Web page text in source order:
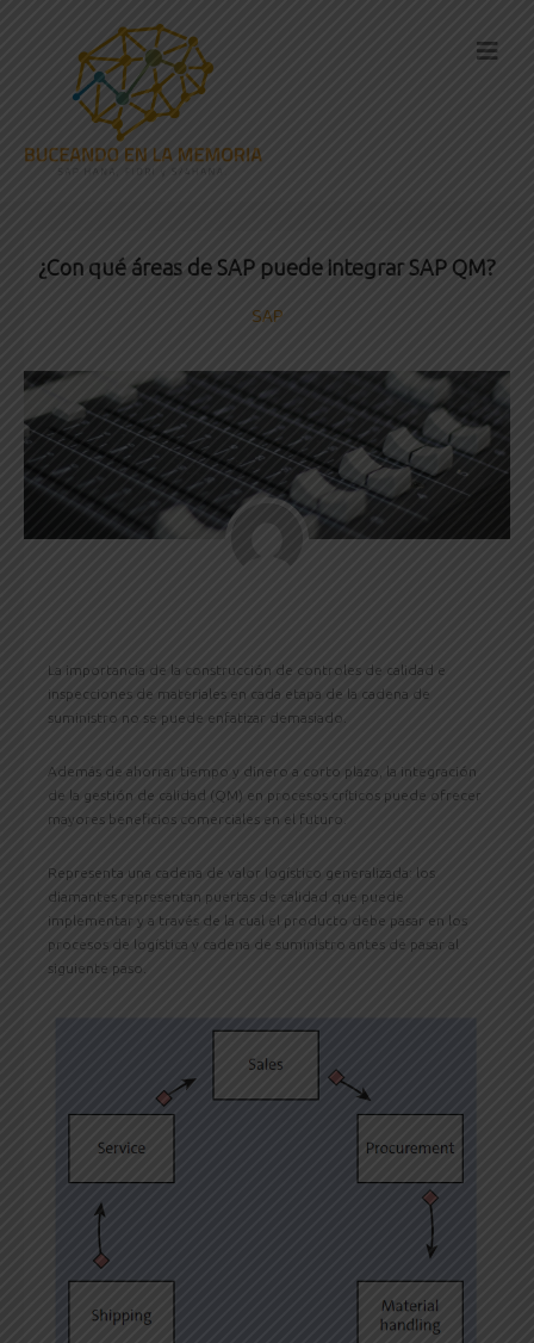
¿Con qué áreas de SAP puede integrar SAP QM?
SAP
La importancia de la construcción de controles de calidad e
inspecciones de materiales en cada etapa de la cadena de
suministro no se puede enfatizar demasiado.
Además de ahorrar tiempo y dinero a corto plazo, la integración
de la gestión de calidad (QM) en procesos críticos puede ofrecer
mayores beneficios comerciales en el futuro.
Representa una cadena de valor logístico generalizada: los
diamantes representan puertas de calidad que puede
implementar y a través de la cual el producto debe pasar en los
procesos de logística y cadena de suministro antes de pasar al
siguiente paso.